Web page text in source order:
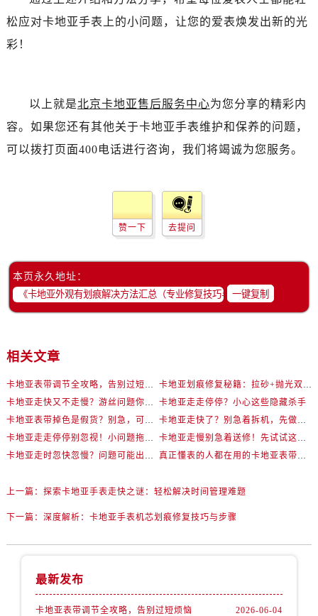
松应对卡地亚手表上的小问题，让您的爱表焕发出新的光
彩！
以上就是北京卡地亚售后服务中心为您分享的精彩内
容。如果您还有其他关于卡地亚手表维护和保养的问题，
可以拨打页面400电话进行咨询，我们将竭诚为您服务。
赞一下 去提问
本页永久地址：
一键复制
相关文章
卡地亚表带调节全攻略，告别过短烦恼
卡地亚划痕修复秘籍：拉砂+抛光双工艺还原如新
卡地亚走快又不走慢？游丝问题你了解多少？
卡地亚走走停停？小心这些隐藏杀手
卡地亚表带掉色是假货？别急，可能是这些日常习惯惹的祸
卡地亚走快了？别急着拆机，先做这一步
卡地亚走走停停别忽视！小问题拖成大修很烧钱
卡地亚走慢别急着送修！先试试这些方法
卡地亚走时忽快忽慢？问题可能出在你睡觉时！
真正懂表的人都在用的卡地亚表带调节技巧
上一篇： 探索卡地亚手表走快之谜：轻松解决时间管理难题
下一篇： 深度解析：卡地亚手表机芯划痕修复技巧与步骤
最新发布
卡地亚表带调节全攻略，告别过短烦恼 2026-06-04